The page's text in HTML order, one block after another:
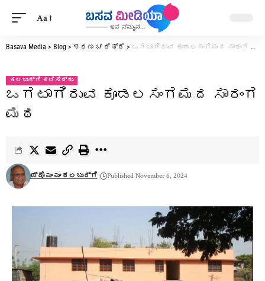
Aa
Basava Media > Blog > ಶರಣ ಚರಿತ್ರೆ > ಒಗಟಾಗಿರುವ ಕೂಡಲಸಂಗಮದ ಸಾರಂಗ ಮಠ
ಕಲಬುರ್ಗಿ ಕಲಿಸಿದ್ದು
ಒಗಟಾಗಿರುವ ಕೂಡಲಸಂಗಮದ ಸಾರಂಗ
ಮಠ
ಪ್ರೊ ಎಂ ಎಂ ಕಲಬುರ್ಗಿ Published November 6, 2024